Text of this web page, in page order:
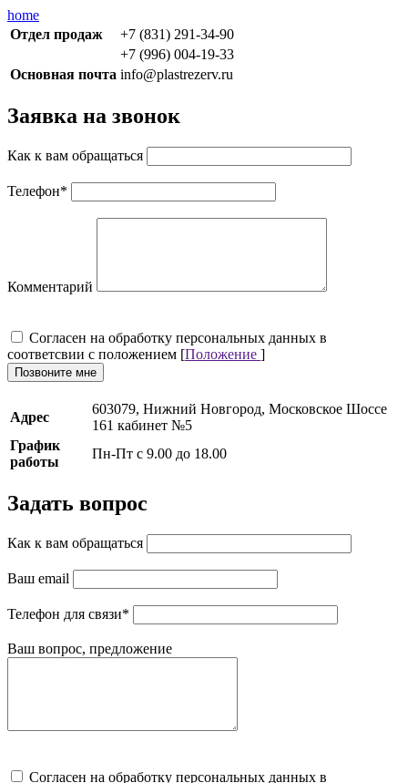
home
Отдел продаж
+7 (831) 291-34-90
+7 (996) 004-19-33
Основная почта info@plastrezerv.ru
Заявка на звонок
Как к вам обращаться
Телефон*
Комментарий
Cогласен на обработку персональных данных в
соответсвии с положением [Положение ]
Позвоните мне
Адрес
603079, Нижний Новгород, Московское Шоссе
161 кабинет №5
График
работы
Пн-Пт с 9.00 до 18.00
Задать вопрос
Как к вам обращаться
Ваш email
Телефон для связи*
Ваш вопрос, предложение
Cогласен на обработку персональных данных в